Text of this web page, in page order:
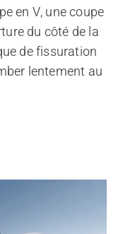
en V, une coupe
du côté de la
de fissuration
lentement au